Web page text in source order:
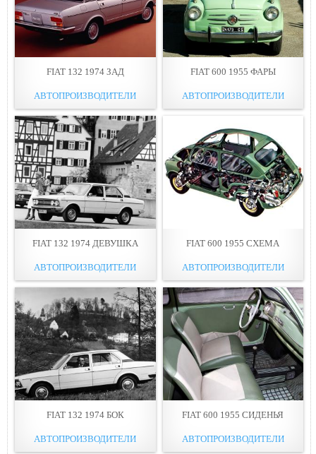
FIAT 132 1974 ЗАД
АВТОПРОИЗВОДИТЕЛИ
FIAT 600 1955 ФАРЫ
АВТОПРОИЗВОДИТЕЛИ
FIAT 132 1974 ДЕВУШКА
АВТОПРОИЗВОДИТЕЛИ
FIAT 600 1955 СХЕМА
АВТОПРОИЗВОДИТЕЛИ
FIAT 132 1974 БОК
АВТОПРОИЗВОДИТЕЛИ
FIAT 600 1955 СИДЕНЬЯ
АВТОПРОИЗВОДИТЕЛИ